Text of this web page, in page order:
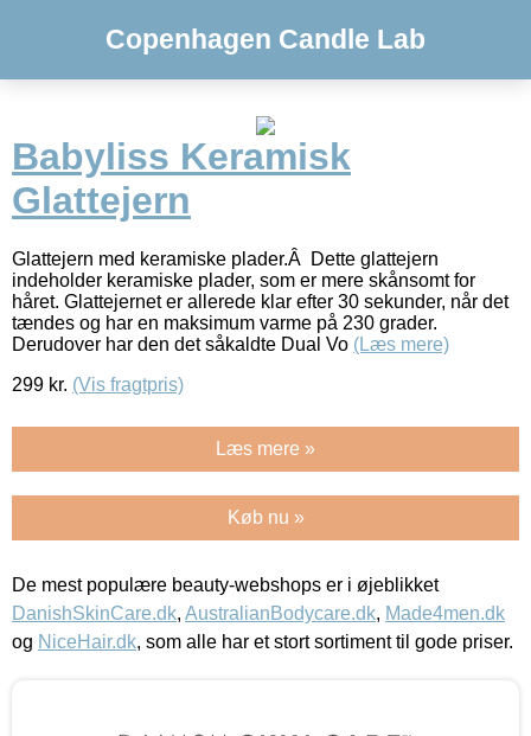
Copenhagen Candle Lab
Babyliss Keramisk
Glattejern
Glattejern med keramiske plader.Â Dette glattejern
indeholder keramiske plader, som er mere skånsomt for
håret. Glattejernet er allerede klar efter 30 sekunder, når det
tændes og har en maksimum varme på 230 grader.
Derudover har den det såkaldte Dual Vo (Læs mere)
299 kr. (Vis fragtpris)
Læs mere »
Køb nu »
De mest populære beauty-webshops er i øjeblikket
DanishSkinCare.dk, AustralianBodycare.dk, Made4men.dk
og NiceHair.dk, som alle har et stort sortiment til gode priser.